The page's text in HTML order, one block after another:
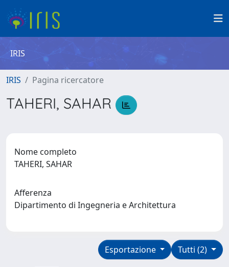
IRIS
IRIS Pagina ricercatore
TAHERI, SAHAR
Nome completo
TAHERI, SAHAR
Afferenza
Dipartimento di Ingegneria e Architettura
Tutti (2)
Esportazione